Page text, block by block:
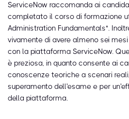
ServiceNow raccomanda ai
completato il corso di formazione
Administration Fundamentals".
vivamente di avere almeno sei
con la piattaforma ServiceNow.
è preziosa, in quanto consente ai
conoscenze teoriche a scenari
superamento dell'esame e per
della piattaforma.